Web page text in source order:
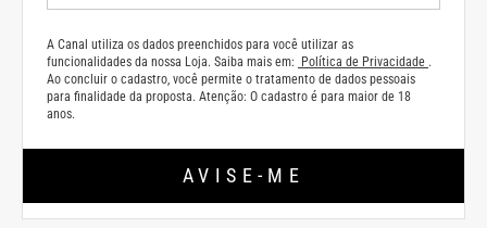
A Canal utiliza os dados preenchidos para você utilizar as
funcionalidades da nossa Loja. Saiba mais em:
Política de Privacidade .
Ao concluir o cadastro, você permite o tratamento de dados pessoais
para finalidade da proposta. Atenção: O cadastro é para maior de 18
anos.
AVISE-ME